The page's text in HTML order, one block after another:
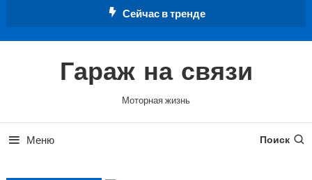
Сейчас в тренде
Гараж на связи
Моторная жизнь
Меню Поиск